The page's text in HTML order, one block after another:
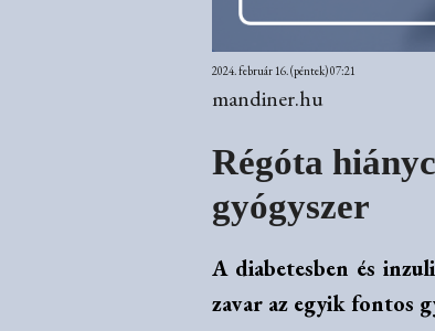
2024. február 16. (péntek) 07:21
mandiner.hu
Régóta
gyógyszer
A diabetesben és
zavar az egyik fontos